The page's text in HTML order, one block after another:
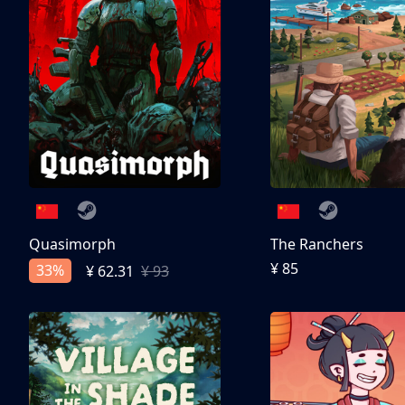
Quasimorph
33%
¥ 62.31 ¥ 93
The Ranchers
¥ 85